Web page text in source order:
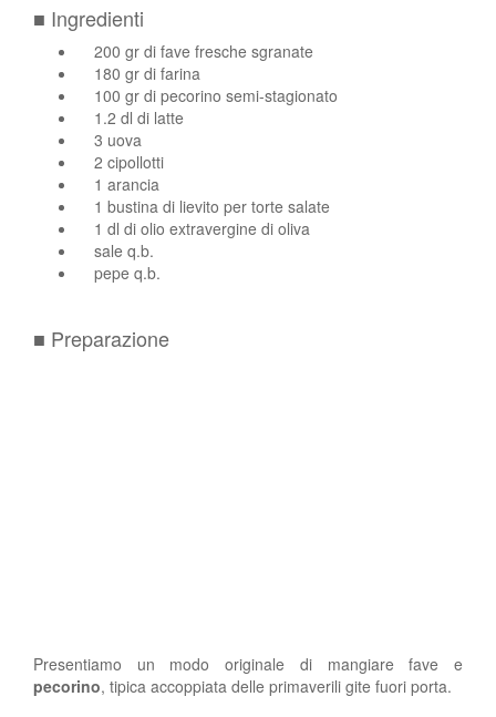
■ Ingredienti
200 gr di fave fresche sgranate
180 gr di farina
100 gr di pecorino semi-stagionato
1.2 dl di latte
3 uova
2 cipollotti
1 arancia
1 bustina di lievito per torte salate
1 dl di olio extravergine di oliva
sale q.b.
pepe q.b.
■ Preparazione
Presentiamo un modo originale di mangiare fave e
pecorino, tipica accoppiata delle primaverili gite fuori porta.